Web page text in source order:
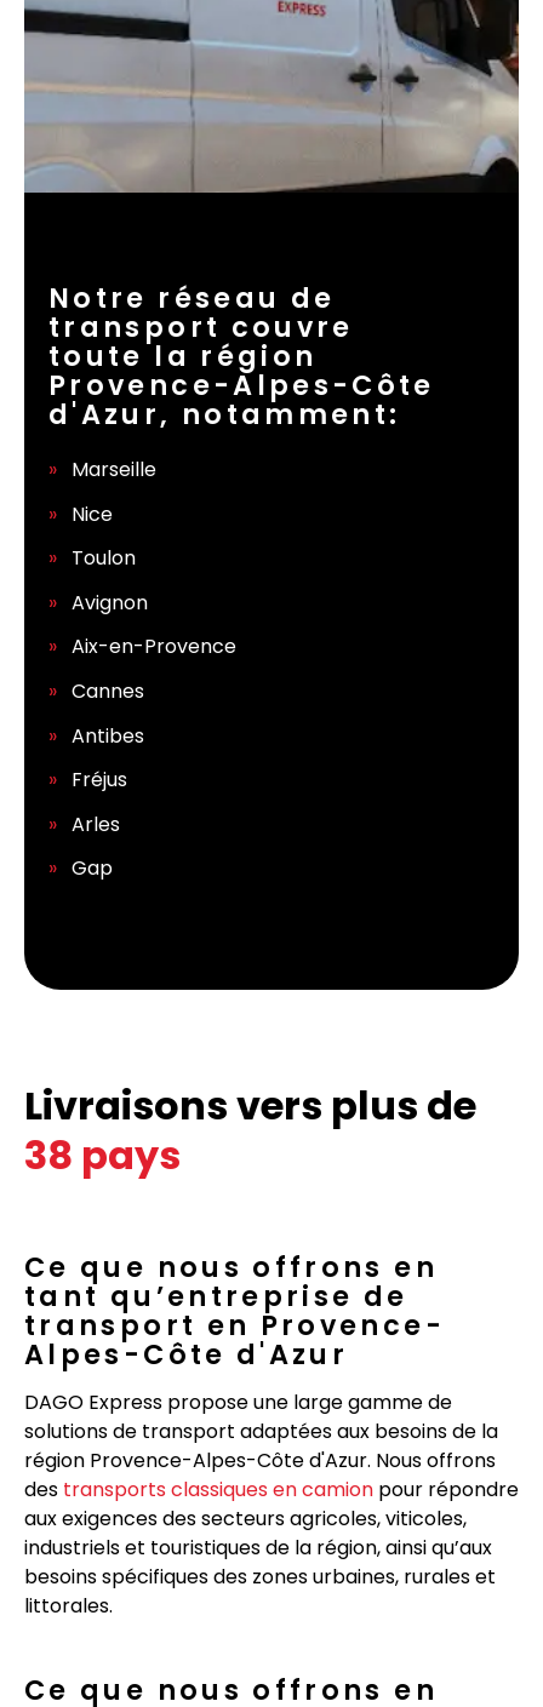
Notre réseau de
transport couvre
toute la région
Provence-Alpes-Côte
d'Azur, notamment:
Marseille
Nice
Toulon
Avignon
Aix-en-Provence
Cannes
Antibes
Fréjus
Arles
Gap
Livraisons vers plus de
38 pays
Ce que nous offrons en
tant qu’entreprise de
transport en Provence-
Alpes-Côte d'Azur
DAGO Express propose une large gamme de
solutions de transport adaptées aux besoins de la
région Provence-Alpes-Côte d'Azur. Nous offrons
des transports classiques en camion pour répondre
aux exigences des secteurs agricoles, viticoles,
industriels et touristiques de la région, ainsi qu’aux
besoins spécifiques des zones urbaines, rurales et
littorales.
Ce que nous offrons en